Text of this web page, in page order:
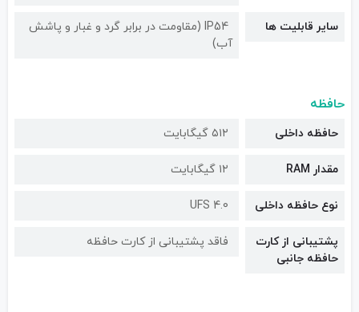
سایر قابلیت ها
IP54 (مقاومت در برابر گرد و غبار و پاشش
آب)
حافظه
حافظه داخلی ۵۱۲ گیگابایت
مقدار RAM ۱۲ گیگابایت
نوع حافظه داخلی UFS 4.0
پشتیبانی از کارت
حافظه جانبی
فاقد پشتیبانی از کارت حافظه